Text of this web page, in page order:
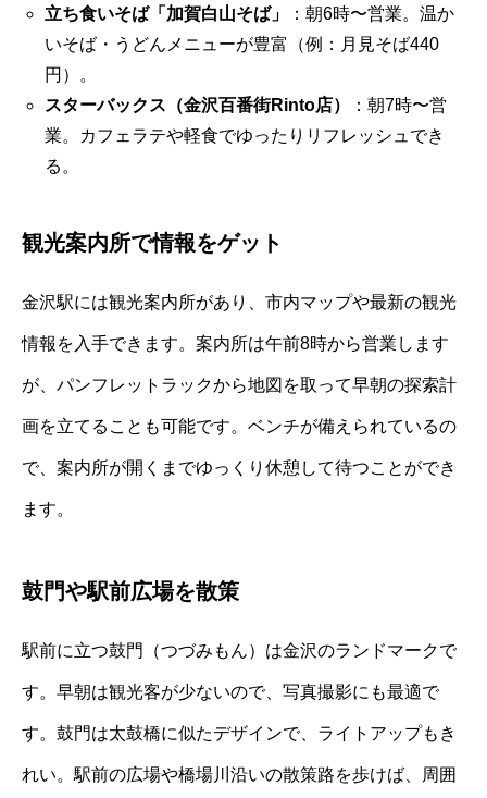
立ち食いそば「加賀白山そば」
：朝6時〜営業。温か
いそば・うどんメニューが豊富（例：月見そば440
円）。
スターバックス（金沢百番街Rinto店）
：朝7時〜営
業。カフェラテや軽食でゆったりリフレッシュでき
る。
観光案内所で情報をゲット
金沢駅には観光案内所があり、市内マップや最新の観光
情報を入手できます。案内所は午前8時から営業します
が、パンフレットラックから地図を取って早朝の探索計
画を立てることも可能です。ベンチが備えられているの
で、案内所が開くまでゆっくり休憩して待つことができ
ます。
鼓門や駅前広場を散策
駅前に立つ鼓門（つづみもん）は金沢のランドマークで
す。早朝は観光客が少ないので、写真撮影にも最適で
す。鼓門は太鼓橋に似たデザインで、ライトアップもき
れい。駅前の広場や橋場川沿いの散策路を歩けば、周囲